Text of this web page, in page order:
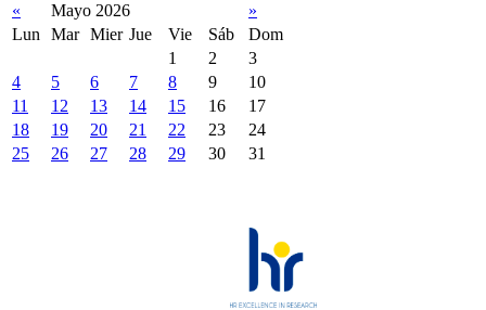
« Mayo 2026
»
Lun
Mar Mier Jue Vie Sáb
Dom
1
2
3
4
5 6 7 8 9
10
11
12 13 14 15 16
17
18
19 20 21 22 23
24
25
26 27 28 29 30 31